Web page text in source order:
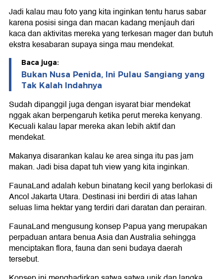
Jadi kalau mau foto yang kita inginkan tentu harus sabar
karena posisi singa dan macan kadang menjauh dari
kaca dan aktivitas mereka yang terkesan mager dan butuh
ekstra kesabaran supaya singa mau mendekat.
Baca juga:
Bukan Nusa Penida, Ini Pulau Sangiang yang
Tak Kalah Indahnya
Sudah dipanggil juga dengan isyarat biar mendekat
nggak akan berpengaruh ketika perut mereka kenyang.
Kecuali kalau lapar mereka akan lebih aktif dan
mendekat.
Makanya disarankan kalau ke area singa itu pas jam
makan. Jadi bisa dapat tuh view yang kita inginkan.
FaunaLand adalah kebun binatang kecil yang berlokasi di
Ancol Jakarta Utara. Destinasi ini berdiri di atas lahan
seluas lima hektar yang terdiri dari daratan dan perairan.
FaunaLand mengusung konsep Papua yang merupakan
perpaduan antara benua Asia dan Australia sehingga
menciptakan flora, fauna dan seni budaya daerah
tersebut.